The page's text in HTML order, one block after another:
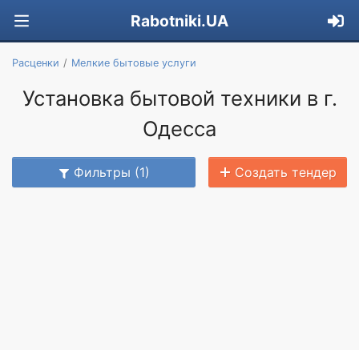
Rabotniki.UA
Расценки Мелкие бытовые услуги
Установка бытовой техники в г.
Одесса
Фильтры (1) Создать тендер